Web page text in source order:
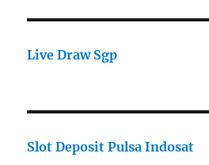
Live Draw Sgp
Slot Deposit Pulsa Indosat